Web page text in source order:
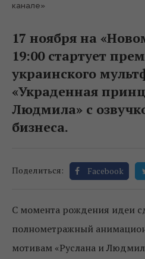
канале»
17 ноября на
19:00 стартует
украинского
«Украденная
Людмила» с
бизнеса.
Поделиться: Facebook
С момента рождения идеи
полнометражный
мотивам «Руслана и